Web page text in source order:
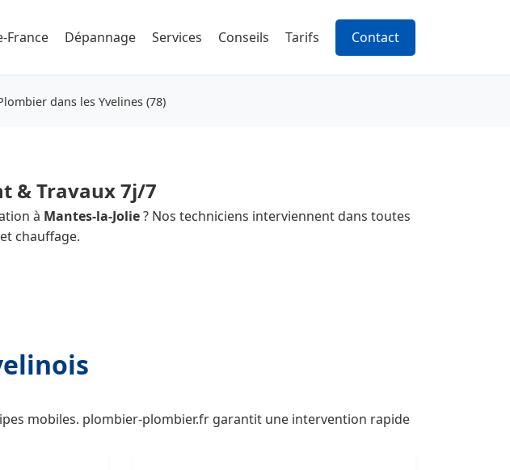
France Dépannage Services Conseils Tarifs Contact
dans les Yvelines (78)
& Travaux 7j/7
à Mantes-la-Jolie? Nos techniciens interviennent dans toutes
chauffage.
mobiles. plombier-plombier.fr garantit une intervention rapide